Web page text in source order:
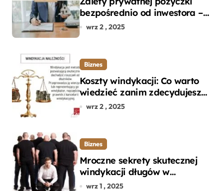
bezpośrednio od inwestora –
dlaczego warto?
wrz 2 , 2025
Biznes
Koszty windykacji: Co warto
wiedzieć zanim zdecydujesz
się na odzyskanie długu?
wrz 2 , 2025
Biznes
Mroczne sekrety skutecznej
windykacji długów w
departamencie windykacji
wrz 1 , 2025